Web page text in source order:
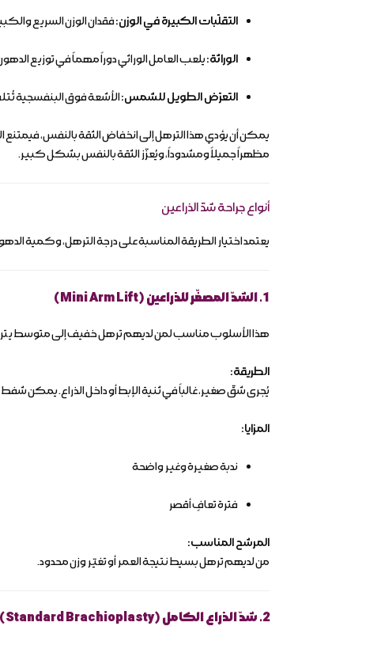
التقلّبات الكبيرة في الوزن:فقدان الوزن السريع
الوراثة:يلعب العامل الوراثي دوراً مهماً في توزيع
التعرّض الطويل للشمس:الأشعة فوق البنفسجية
يمكن أن يؤدي هذا الترهل إلى انخفاض الثقة بالنفس، فيمتنع
مظهراً جميلاً ومشدوداً، ويُعزّز الثقة بالنفس بشكل كبير.
أنواع جراحة شدّ الذراعين
يعتمد اختيار الطريقة المناسبة على درجة الترهل، وكمية
1. الشدّ المصغّر للذراعين (Mini Arm Lift)
هذا الأسلوب مناسب لمن لديهم ترهل خفيف إلى متوسط
الطريقة:
يُجرى شقّ صغير، غالباً في ثنية الإبط أو داخل الذراع. يمكن شفط
المزايا:
ندبة صغيرة وغير واضحة
فترة تعافٍ أقصر
المرشح المناسب:
من لديهم ترهل بسيط نتيجة العمر أو تغيّر وزن محدود.
2. شدّ الذراع الكامل (Standard Brachioplasty)